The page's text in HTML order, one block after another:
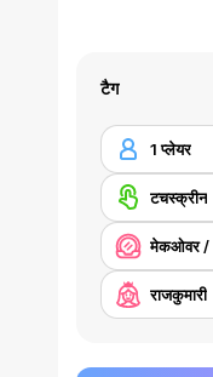
टैग
1 प्लेयर
टचस्क्रीन
राजकुमारी